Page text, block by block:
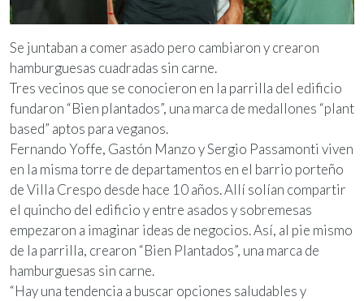
Se juntaban a comer asado pero cambiaron y crearon
hamburguesas cuadradas sin carne.
Tres vecinos que se conocieron en la parrilla del edificio
fundaron “Bien plantados”, una marca de medallones “plant
based” aptos para veganos.
Fernando Yoffe, Gastón Manzo y Sergio Passamonti viven
en la misma torre de departamentos en el barrio porteño
de Villa Crespo desde hace 10 años. Allí solían compartir
el quincho del edificio y entre asados y sobremesas
empezaron a imaginar ideas de negocios. Así, al pie mismo
de la parrilla, crearon “Bien Plantados”, una marca de
hamburguesas sin carne.
“Hay una tendencia a buscar opciones saludables y